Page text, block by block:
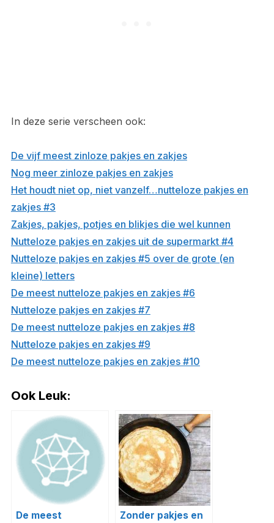
In deze serie verscheen ook:
De vijf meest zinloze pakjes en zakjes
Nog meer zinloze pakjes en zakjes
Het houdt niet op, niet vanzelf…nutteloze pakjes en
zakjes #3
Zakjes, pakjes, potjes en blikjes die wel kunnen
Nutteloze pakjes en zakjes uit de supermarkt #4
Nutteloze pakjes en zakjes #5 over de grote (en
kleine) letters
De meest nutteloze pakjes en zakjes #6
Nutteloze pakjes en zakjes #7
De meest nutteloze pakjes en zakjes #8
Nutteloze pakjes en zakjes #9
De meest nutteloze pakjes en zakjes #10
Ook Leuk:
De meest
Zonder pakjes en